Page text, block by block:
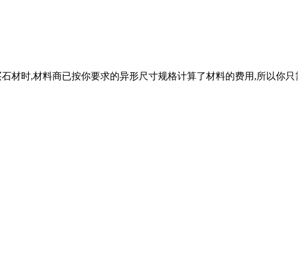
材时,材料商已按你要求的异形尺寸规格计算了材料的费用,所以你